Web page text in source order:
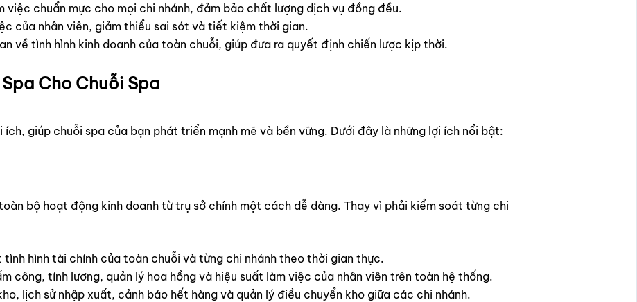
việc chuẩn mực cho mọi chi nhánh, đảm bảo chất lượng dịch vụ đồng đều.
của nhân viên, giảm thiểu sai sót và tiết kiệm thời gian.
về tình hình kinh doanh của toàn chuỗi, giúp đưa ra quyết định chiến lược kịp thời.
Cho Chuỗi Spa
giúp chuỗi spa của bạn phát triển mạnh mẽ và bền vững. Dưới đây là những lợi ích nổi bật:
bộ hoạt động kinh doanh từ trụ sở chính một cách dễ dàng. Thay vì phải kiểm soát từng chi
tình hình tài chính của toàn chuỗi và từng chi nhánh theo thời gian thực.
công, tính lương, quản lý hoa hồng và hiệu suất làm việc của nhân viên trên toàn hệ thống.
lịch sử nhập xuất, cảnh báo hết hàng và quản lý điều chuyển kho giữa các chi nhánh.